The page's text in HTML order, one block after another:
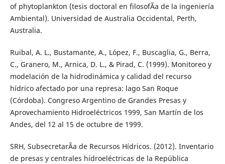
of phytoplankton (tesis doctoral en filosofÃ­a de la ingeniería
Ambiental). Universidad de Australia Occidental, Perth,
Australia.
Ruibal, A. L., Bustamante, A., López, F., Buscaglia, G., Berra,
C., Granero, M., Arnica, D. L., & Pirad, C. (1999). Monitoreo y
modelación de la hidrodinámica y calidad del recurso
hídrico afectado por una represa: lago San Roque
(Córdoba). Congreso Argentino de Grandes Presas y
Aprovechamiento Hidroeléctricos 1999, San Martín de los
Andes, del 12 al 15 de octubre de 1999.
SRH, SubsecretarÃ­a de Recursos Hídricos. (2012). Inventario
de presas y centrales hidroeléctricas de la República